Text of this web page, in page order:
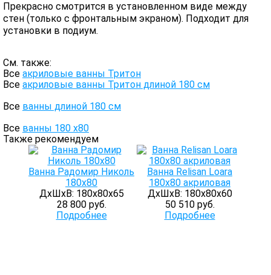
Прекрасно смотрится в установленном виде между
стен (только с фронтальным экраном). Подходит для
установки в подиум.
См. также:
Все акриловые ванны Тритон
Все акриловые ванны Тритон длиной 180 см
Все ванны длиной 180 см
Все ванны 180 х80
Также рекомендуем
Ванна Радомир Николь
180х80
ДхШхВ: 180х80х65
28 800 руб.
Подробнее
Ванна Relisan Loara
180x80 акриловая
ДхШхВ: 180х80х60
50 510 руб.
Подробнее